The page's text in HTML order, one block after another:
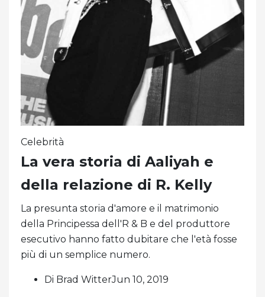
Celebrità
La vera storia di Aaliyah e
della relazione di R. Kelly
La presunta storia d'amore e il matrimonio
della Principessa dell'R & B e del produttore
esecutivo hanno fatto dubitare che l'età fosse
più di un semplice numero.
Di Brad WitterJun 10, 2019